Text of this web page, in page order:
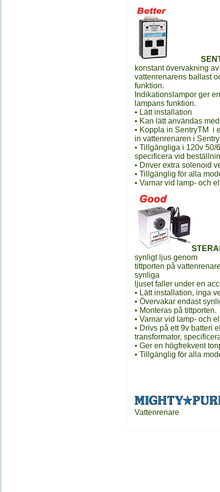
konstant övervakning av
vattenrenarens ballast
funktion.
Indikationslampor ger
lampans funktion.
• Lätt installation
• Kan lätt användas
• Koppla in SentryTM i
in vattenrenaren i
• Tillgängliga i 120v 50/
specificera vid
• Driver extra solenoid
• Tillgänglig för alla
• Varnar vid lamp- och
synligt ljus genom
tittporten på
synliga
ljuset faller under en
• Lätt installation, inga
• Övervakar endast
• Monteras på tittporten.
• Varnar vid lamp- och
• Drivs på ett 9v batteri
transformator,
• Ger en högfrekvent
• Tillgänglig för alla
Vattenrenare